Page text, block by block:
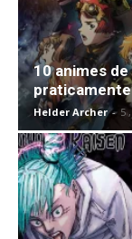
10 animes
Helder Archer - 5